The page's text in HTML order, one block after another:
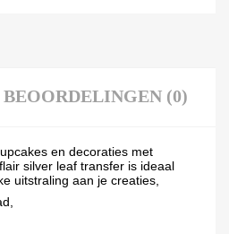
BEOORDELINGEN (0)
en decoraties met
silver leaf transfer is ideaal
uitstraling aan je creaties,